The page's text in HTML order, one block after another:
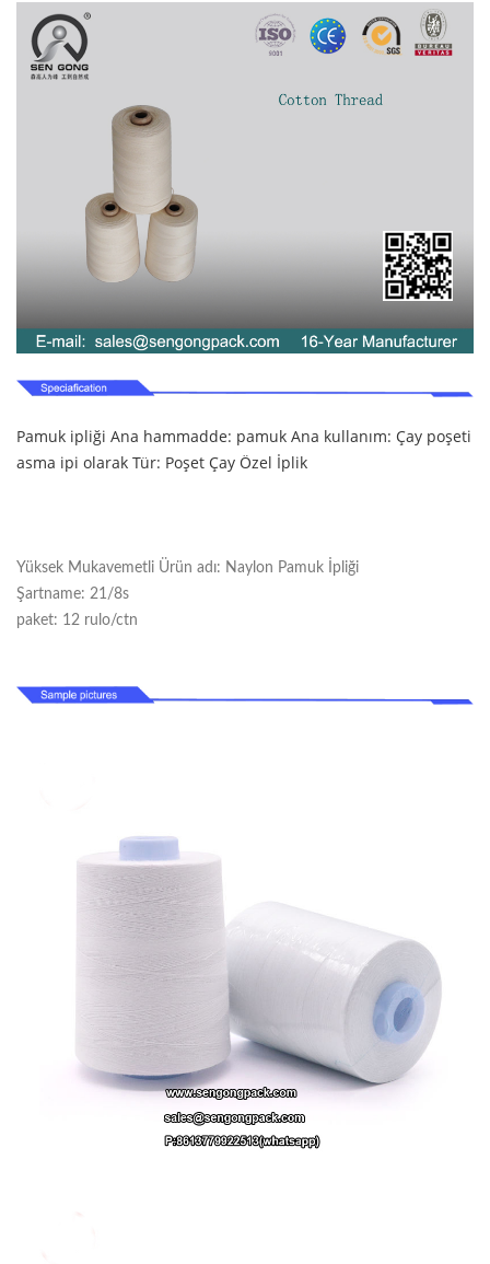
Pamuk ipliği Ana hammadde: pamuk Ana kullanım: Çay poşeti
asma ipi olarak Tür: Poşet Çay Özel İplik
Yüksek Mukavemetli Ürün adı: Naylon Pamuk İpliği
Şartname: 21/8s
paket: 12 rulo/ctn